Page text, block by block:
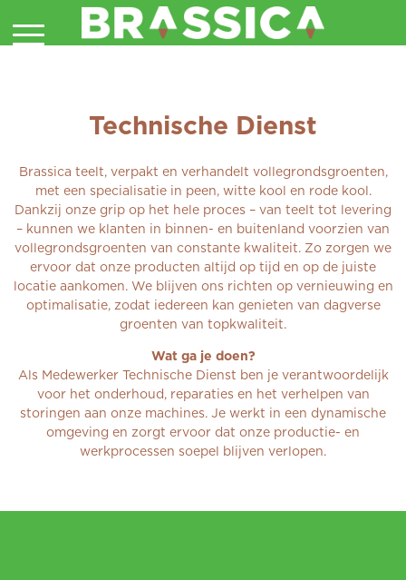
Technische Dienst
Brassica teelt, verpakt en verhandelt vollegrondsgroenten,
met een specialisatie in peen, witte kool en rode kool.
Dankzij onze grip op het hele proces – van teelt tot levering
– kunnen we klanten in binnen- en buitenland voorzien van
vollegrondsgroenten van constante kwaliteit. Zo zorgen we
ervoor dat onze producten altijd op tijd en op de juiste
locatie aankomen. We blijven ons richten op vernieuwing en
optimalisatie, zodat iedereen kan genieten van dagverse
groenten van topkwaliteit.
Wat ga je doen?
Als Medewerker Technische Dienst ben je verantwoordelijk
voor het onderhoud, reparaties en het verhelpen van
storingen aan onze machines. Je werkt in een dynamische
omgeving en zorgt ervoor dat onze productie- en
werkprocessen soepel blijven verlopen.